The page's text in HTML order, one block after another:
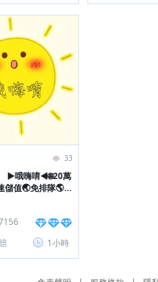
33
►哦嗨唷◄🌐20萬
儲值🌏免排隊🌎提
1小時